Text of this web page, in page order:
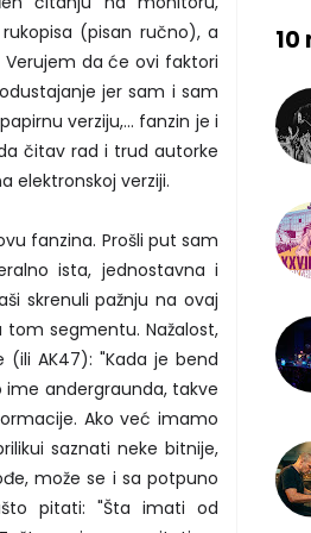
(pisan ručno), a
da će ovi faktori
jer sam i sam
verziju,... fanzin je i
čitav rad i trud autorke
elektronskoj verziji.
fanzina. Prošli put sam
ista, jednostavna i
skrenuli pažnju na ovaj
segmentu. Nažalost,
AK47): "Kada je bend
ime andergraunda, takve
Ako već imamo
saznati neke bitnije,
može se i sa potpuno
pitati: "Šta imati od
10